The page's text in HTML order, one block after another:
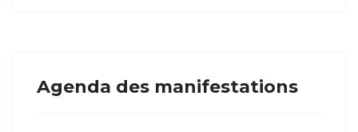
Agenda des manifestations